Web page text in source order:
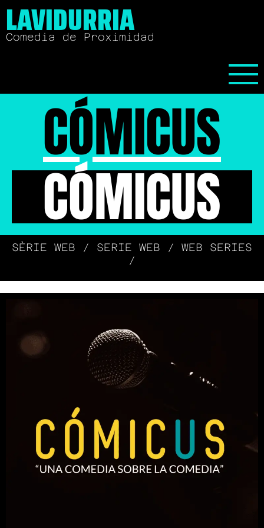
LAVIDURRIA
Comedia de Proximidad
CÓMICUS
CÓMICUS
SÈRIE WEB / SERIE WEB / WEB SERIES
/